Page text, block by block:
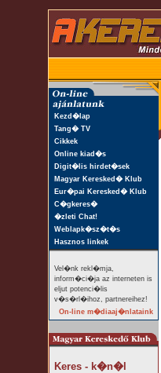
Kezd�lap
Tang� TV
Cikkek
Online kiad�s
Digit�lis hirdet�sek
Magyar Keresked� Klub
Eur�pai Keresked� Klub
C�gkeres�
�zleti Chat!
Weblapk�sz�t�s
Hasznos linkek
Vel�nk rekl�mja,
inform�ci�ja az interneten is
eljut potenci�lis
v�s�rl�ihoz, partnereihez!
On-line m�diaaj�nlataink
Keres - k�n�l